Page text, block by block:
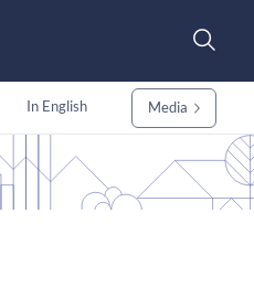
In English Media